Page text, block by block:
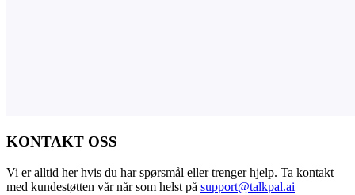
KONTAKT OSS
Vi er alltid her hvis du har spørsmål eller trenger hjelp. Ta kontakt
med kundestøtten vår når som helst på support@talkpal.ai